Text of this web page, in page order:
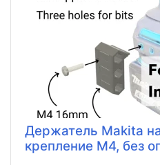
Держатель Makita
крепление M4, без